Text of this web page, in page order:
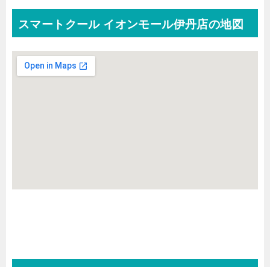
スマートクール イオンモール伊丹店の地図